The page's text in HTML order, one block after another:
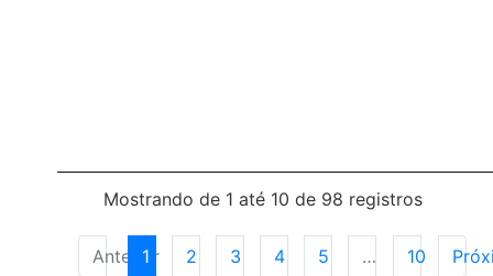
Mostrando de 1 até 10 de 98 registros
Anterior
1 2 3 4 5 … 10